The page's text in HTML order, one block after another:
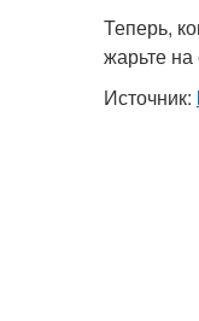
Теперь,
жарьте на
Источник: